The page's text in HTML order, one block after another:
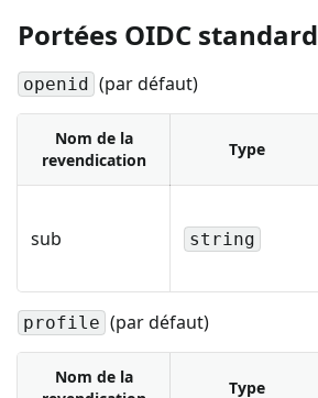
Portées OIDC standard
openid (par défaut)
Nom de la
revendication
Type
sub string
profile (par défaut)
Nom de la
Type